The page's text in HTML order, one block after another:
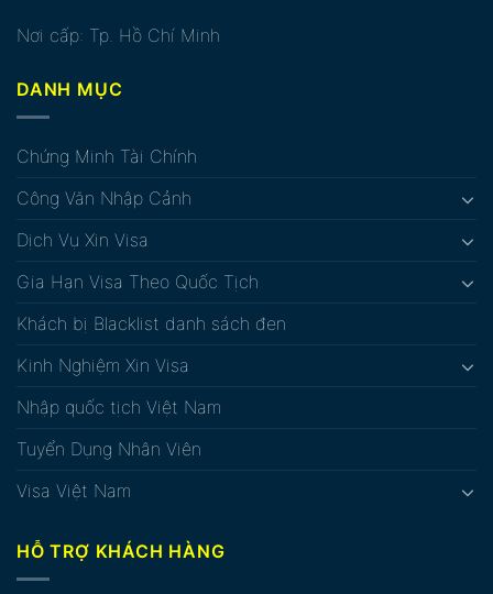
Nơi cấp: Tp. Hồ Chí Minh
DANH MỤC
Chứng Minh Tài Chính
Công Văn Nhập Cảnh
Dịch Vụ Xin Visa
Gia Hạn Visa Theo Quốc Tịch
Khách bị Blacklist danh sách đen
Kinh Nghiệm Xin Visa
Nhập quốc tịch Việt Nam
Tuyển Dụng Nhân Viên
Visa Việt Nam
HỖ TRỢ KHÁCH HÀNG